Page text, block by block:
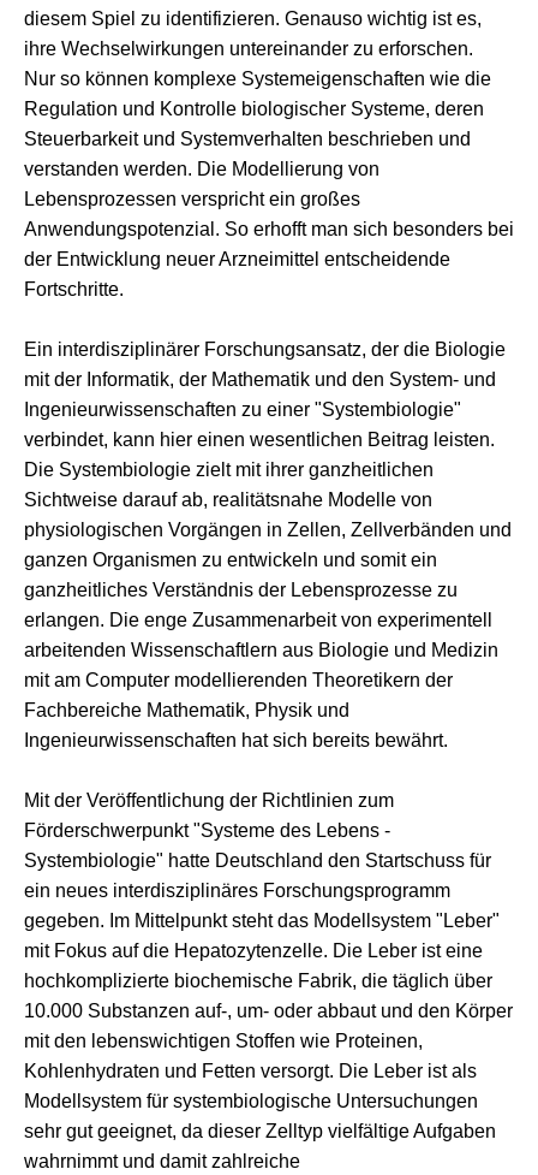
diesem Spiel zu identifizieren. Genauso wichtig ist es,
ihre Wechselwirkungen untereinander zu erforschen.
Nur so können komplexe Systemeigenschaften wie die
Regulation und Kontrolle biologischer Systeme, deren
Steuerbarkeit und Systemverhalten beschrieben und
verstanden werden. Die Modellierung von
Lebensprozessen verspricht ein großes
Anwendungspotenzial. So erhofft man sich besonders bei
der Entwicklung neuer Arzneimittel entscheidende
Fortschritte.
Ein interdisziplinärer Forschungsansatz, der die Biologie
mit der Informatik, der Mathematik und den System- und
Ingenieurwissenschaften zu einer "Systembiologie"
verbindet, kann hier einen wesentlichen Beitrag leisten.
Die Systembiologie zielt mit ihrer ganzheitlichen
Sichtweise darauf ab, realitätsnahe Modelle von
physiologischen Vorgängen in Zellen, Zellverbänden und
ganzen Organismen zu entwickeln und somit ein
ganzheitliches Verständnis der Lebensprozesse zu
erlangen. Die enge Zusammenarbeit von experimentell
arbeitenden Wissenschaftlern aus Biologie und Medizin
mit am Computer modellierenden Theoretikern der
Fachbereiche Mathematik, Physik und
Ingenieurwissenschaften hat sich bereits bewährt.
Mit der Veröffentlichung der Richtlinien zum
Förderschwerpunkt "Systeme des Lebens -
Systembiologie" hatte Deutschland den Startschuss für
ein neues interdisziplinäres Forschungsprogramm
gegeben. Im Mittelpunkt steht das Modellsystem "Leber"
mit Fokus auf die Hepatozytenzelle. Die Leber ist eine
hochkomplizierte biochemische Fabrik, die täglich über
10.000 Substanzen auf-, um- oder abbaut und den Körper
mit den lebenswichtigen Stoffen wie Proteinen,
Kohlenhydraten und Fetten versorgt. Die Leber ist als
Modellsystem für systembiologische Untersuchungen
sehr gut geeignet, da dieser Zelltyp vielfältige Aufgaben
wahrnimmt und damit zahlreiche